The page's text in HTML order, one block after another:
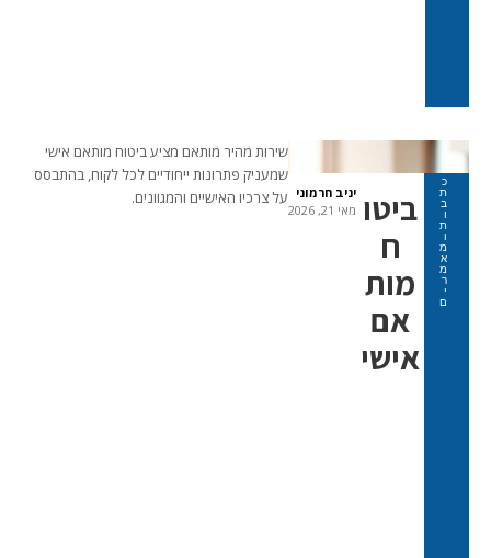
כ
ת
ב
ו
ת
ו
מ
א
מ
ר
י
ם
ביטו
ח
מות
אם
אישי
יניב חרמוני
מאי 21, 2026
שירות מהיר מותאם מציע ביטוח מותאם אישי
שמעניק פתרונות ייחודיים לכל לקוח, בהתבסס
על צרכיו האישיים והמגוונים.